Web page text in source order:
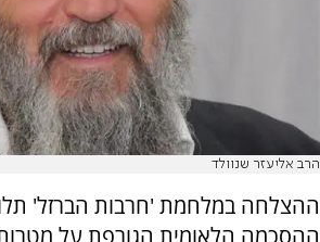
הרב אליעזר שנוולד
ההצלחה במלחמת 'חרבות הברזל'